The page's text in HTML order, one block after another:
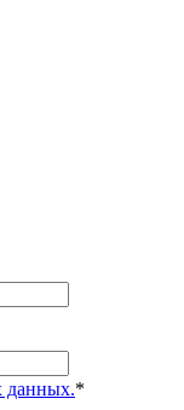
данных.*